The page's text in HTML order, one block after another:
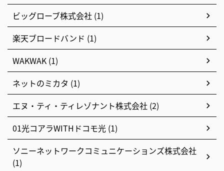
ビッグローブ株式会社 (1)
楽天ブロードバンド (1)
WAKWAK (1)
ネットのミカタ (1)
エヌ・ティ・ティレゾナント株式会社 (2)
01光コアラWITHドコモ光 (1)
ソニーネットワークコミュニケーションズ株式会社
(1)